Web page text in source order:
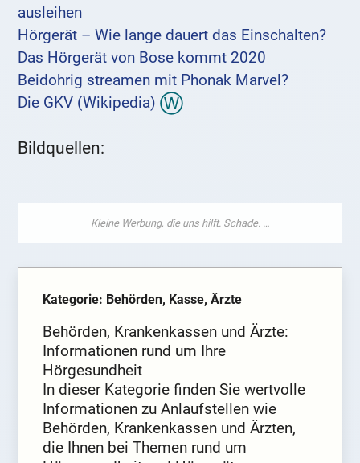
ausleihen
Hörgerät – Wie lange dauert das Einschalten?
Das Hörgerät von Bose kommt 2020
Beidohrig streamen mit Phonak Marvel?
Die GKV (Wikipedia)
Bildquellen:
Kategorie: Behörden, Kasse, Ärzte
Behörden, Krankenkassen und Ärzte:
Informationen rund um Ihre
Hörgesundheit
In dieser Kategorie finden Sie wertvolle
Informationen zu Anlaufstellen wie
Behörden, Krankenkassen und Ärzten,
die Ihnen bei Themen rund um